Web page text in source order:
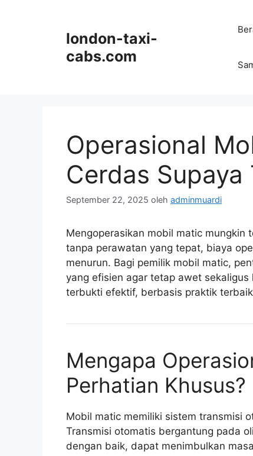
london-taxi-
cabs.com
Operasional
Cerdas
September 22, 2025 oleh adminmuardi
Mengoperasikan mobil matic
tanpa perawatan yang tepat, biaya
menurun. Bagi pemilik mobil matic,
yang efisien agar tetap awet
terbukti efektif, berbasis praktik
Mengapa
Perhatian Khusus?
Mobil matic memiliki sistem transmisi
Transmisi otomatis bergantung pada
dengan baik, dapat menimbulkan